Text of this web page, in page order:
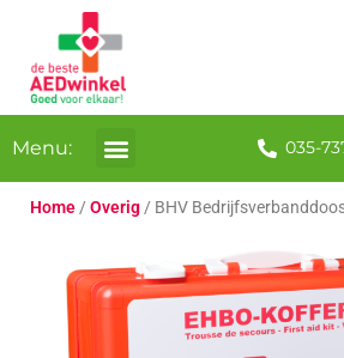
Menu: 035-
Home / Overig / BHV